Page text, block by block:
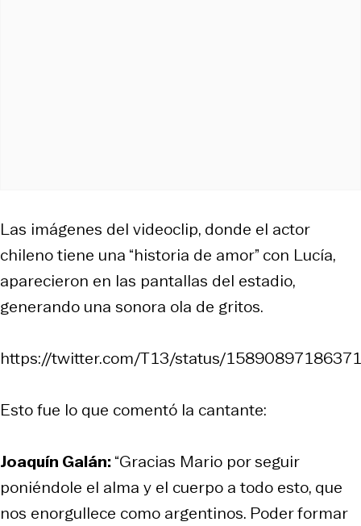
Las imágenes del videoclip, donde el actor
chileno tiene una “historia de amor” con Lucía,
aparecieron en las pantallas del estadio,
generando una sonora ola de gritos.
https://twitter.com/T13/status/
Esto fue lo que comentó la cantante:
Joaquín Galán:“Gracias Mario por seguir
poniéndole el alma y el cuerpo a todo esto, que
nos enorgullece como argentinos. Poder formar